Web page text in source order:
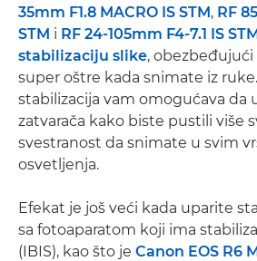
35mm F1.8 MACRO IS STM, RF
STM i RF 24-105mm F4-7.1 IS
stabilizaciju slike,
super oštre kada snimate iz
stabilizacija vam omogućava da
zatvarača kako biste pustili više
svestranost da snimate u svim
osvetljenja.
Efekat je još veći kada uparite
sa fotoaparatom koji ima
(IBIS), kao što je Canon EOS R6